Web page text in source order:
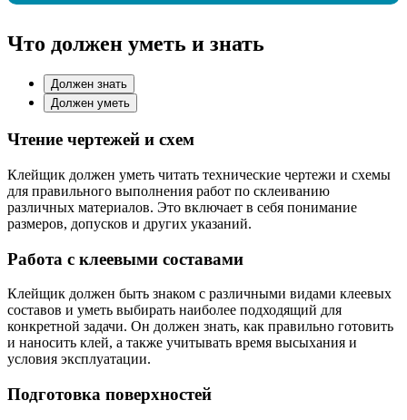
Что должен уметь и знать
Должен знать
Должен уметь
Чтение чертежей и схем
Клейщик должен уметь читать технические чертежи и схемы
для правильного выполнения работ по склеиванию
различных материалов. Это включает в себя понимание
размеров, допусков и других указаний.
Работа с клеевыми составами
Клейщик должен быть знаком с различными видами клеевых
составов и уметь выбирать наиболее подходящий для
конкретной задачи. Он должен знать, как правильно готовить
и наносить клей, а также учитывать время высыхания и
условия эксплуатации.
Подготовка поверхностей